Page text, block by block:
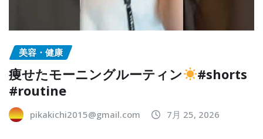
美容・健康
痩せたモーニングルーティン
#shorts
#routine
pikakichi2015@gmail.com 7月 25, 2026